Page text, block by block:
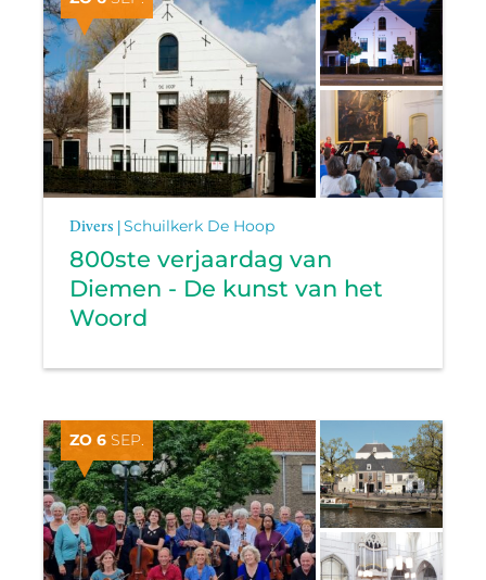
Divers |Schuilkerk De Hoop
800ste verjaardag van
Diemen - De kunst van het
Woord
ZO 6 SEP.